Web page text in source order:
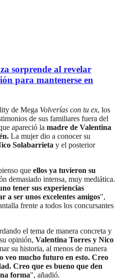
sorprende al revelar
para mantenerse en
de Mega Volverías con tu ex, los
de sus familiares fuera del
apareció la madre de Valentina
La mujer dio a conocer su
Solabarrieta y el posterior
que ellos ya tuvieron su
demasiado intensa, muy mediática.
tener sus experiencias
a ser unos excelentes amigos",
frente a todos los concursantes
el tema de manera concreta y
opinión, Valentina Torres y Nico
su historia, al menos de manera
veo mucho futuro en esto. Creo
Creo que es bueno que den
forma", añadió.